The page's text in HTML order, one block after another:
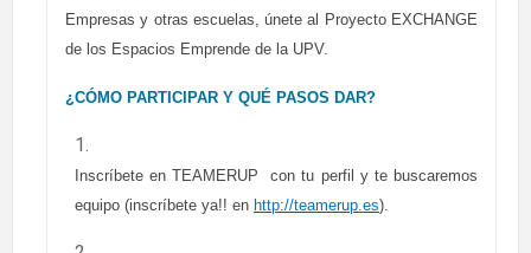
Empresas y otras escuelas, únete al Proyecto EXCHANGE
de los Espacios Emprende de la UPV.
¿CÓMO PARTICIPAR Y QUÉ PASOS DAR?
Inscríbete en TEAMERUP con tu perfil y te buscaremos
equipo (inscríbete ya!! en http://teamerup.es).